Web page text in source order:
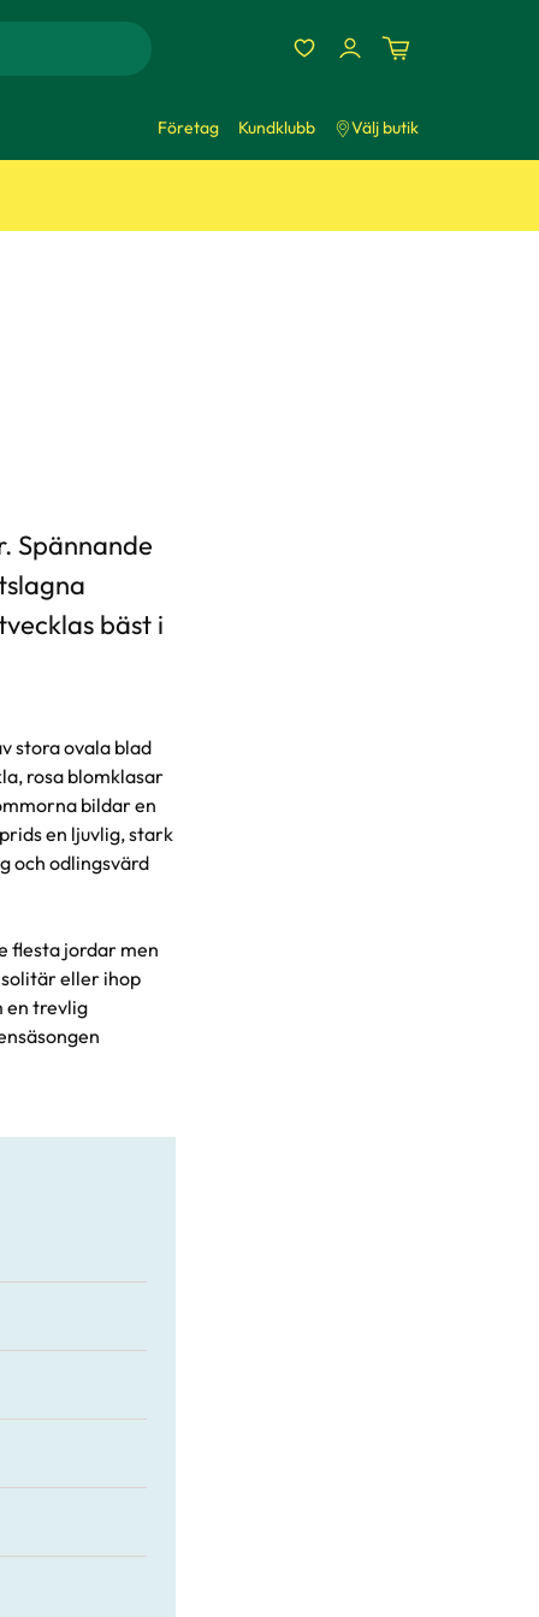
Företag Kundklubb Välj butik
Spännande
bäst i
stora ovala blad
rosa blomklasar
bildar en
en ljuvlig, stark
och odlingsvärd
flesta jordar men
eller ihop
en trevlig